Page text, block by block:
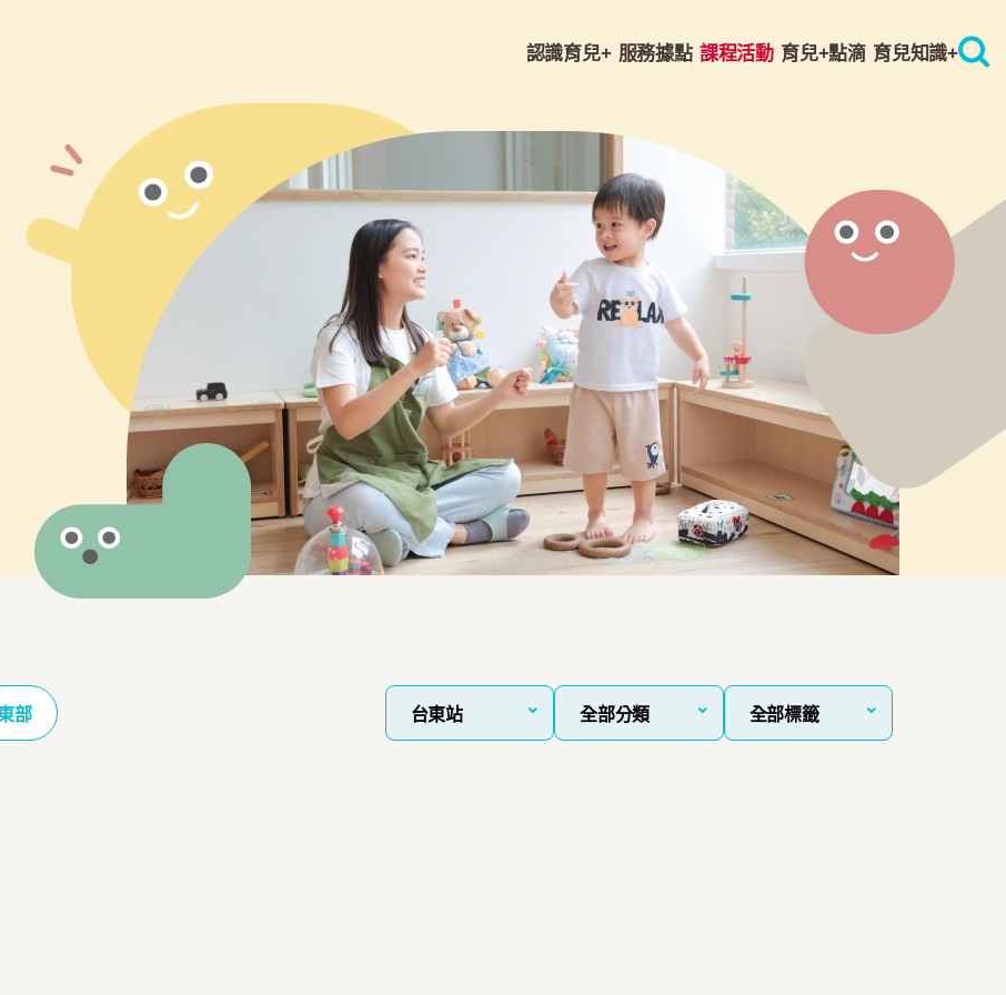
認識育兒+ 服務據點 課程活動 育兒+點滴 育兒知識+
部 台東站 全部分類 全部標籤